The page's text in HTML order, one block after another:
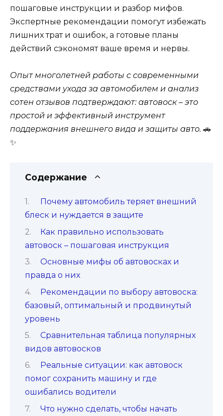
пошаговые инструкции и разбор мифов.
Экспертные рекомендации помогут избежать
лишних трат и ошибок, а готовые планы
действий сэкономят ваше время и нервы.
Опыт многолетней работы с современными
средствами ухода за автомобилем и анализ
сотен отзывов подтверждают: автовоск – это
простой и эффективный инструмент
поддержания внешнего вида и защиты авто. 🚗
✨
Содержание
Почему автомобиль теряет внешний
блеск и нуждается в защите
Как правильно использовать
автовоск – пошаговая инструкция
Основные мифы об автовосках и
правда о них
Рекомендации по выбору автовоска:
базовый, оптимальный и продвинутый
уровень
Сравнительная таблица популярных
видов автовосков
Реальные ситуации: как автовоск
помог сохранить машину и где
ошибались водители
Что нужно сделать, чтобы начать